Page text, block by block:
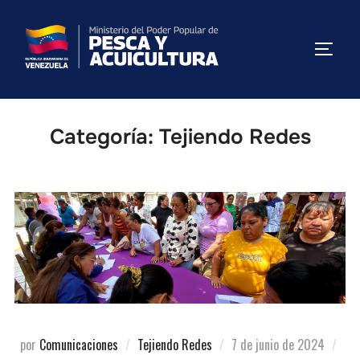
Categoría: Tejiendo Redes
por Comunicaciones Tejiendo Redes
7 de junio de 2024